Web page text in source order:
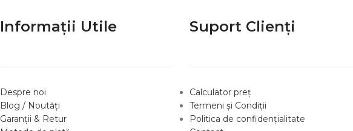
Informații Utile
Despre noi
Blog / Noutăți
Garanții & Retur
Suport Clienți
Calculator preț
Termeni și Condiții
Politica de confidențialitate